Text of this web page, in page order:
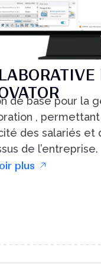
de base pour la
, permettant
des salariés
de l’entreprise.
plus